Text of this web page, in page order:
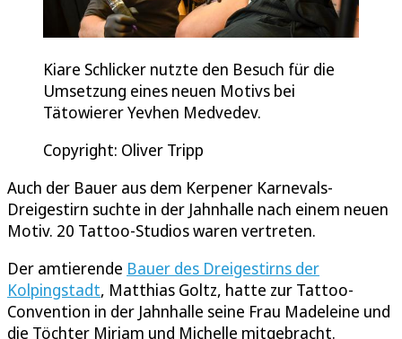
Kiare Schlicker nutzte den Besuch für die
Umsetzung eines neuen Motivs bei
Tätowierer Yevhen Medvedev.
Copyright: Oliver Tripp
Auch der Bauer aus dem Kerpener Karnevals-
Dreigestirn suchte in der Jahnhalle nach einem neuen
Motiv. 20 Tattoo-Studios waren vertreten.
Der amtierende Bauer des Dreigestirns der
Kolpingstadt, Matthias Goltz, hatte zur Tattoo-
Convention in der Jahnhalle seine Frau Madeleine und
die Töchter Miriam und Michelle mitgebracht.